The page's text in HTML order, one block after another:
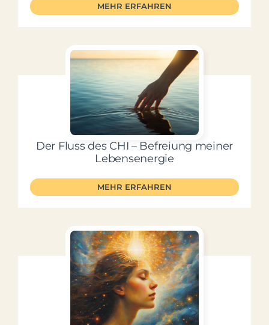
MEHR ERFAHREN
Der Fluss des CHI – Befreiung meiner
Lebensenergie
MEHR ERFAHREN